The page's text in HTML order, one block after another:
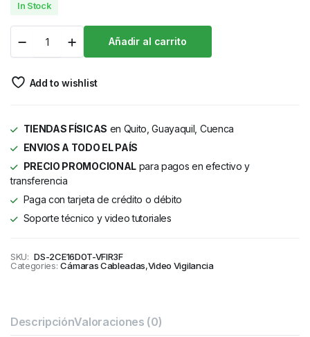
In Stock
Añadir al carrito
Add to wishlist
TIENDAS FÍSICAS en Quito, Guayaquil, Cuenca
ENVIOS A TODO EL PAÍS
PRECIO PROMOCIONALpara pagos en efectivo y
transferencia
Paga con tarjeta de crédito o débito
Soporte técnico y video tutoriales
SKU: DS-2CE16D0T-VFIR3F
Categories: Cámaras Cableadas,Video Vigilancia
DescripciónValoraciones (0)